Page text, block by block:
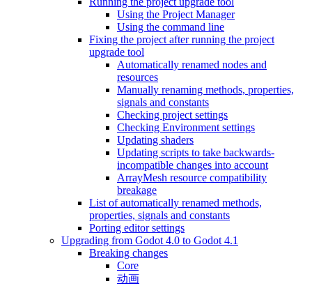
Using the Project Manager
Using the command line
Fixing the project after running the project
upgrade tool
Automatically renamed nodes and
resources
Manually renaming methods, properties,
signals and constants
Checking project settings
Checking Environment settings
Updating shaders
Updating scripts to take backwards-
incompatible changes into account
ArrayMesh resource compatibility
breakage
List of automatically renamed methods,
properties, signals and constants
Porting editor settings
Upgrading from Godot 4.0 to Godot 4.1
Breaking changes
Core
动画